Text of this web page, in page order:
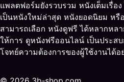
แพลตฟอร์มยังรวบรวม หนังเต็มเรื่อ
เป็นหนังใหม่ล่าสุด หนังยอดนิยม หรื
สามารถเลือก หนังดูฟรี ได้หลากหล
ให้การ ดูหนังฟรีออนไลน์ เป็นประส
โจทย์ความต้องการของผู้ใช้งานได้อ